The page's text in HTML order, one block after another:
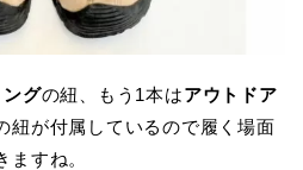
グの紐、もう1本はアウトドア
紐が付属しているので履く場面
ますね。